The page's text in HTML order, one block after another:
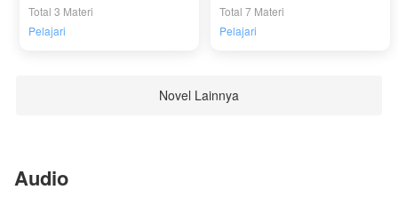
Total 3 Materi
Pelajari
Total 7 Materi
Pelajari
Novel Lainnya
Audio